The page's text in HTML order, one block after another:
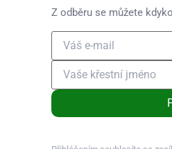
Z odběru se můžete